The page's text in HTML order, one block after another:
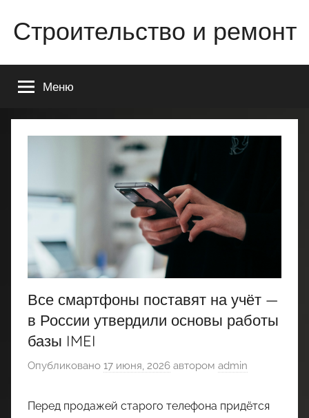
содержимому
Строительство и ремонт
строительстве
ремонте
Вашего
квартиры
Меню
Все смартфоны поставят на учёт —
в России утвердили основы работы
базы IMEI
Опубликовано 17 июня, 2026 автором admin
Перед продажей старого телефона придётся